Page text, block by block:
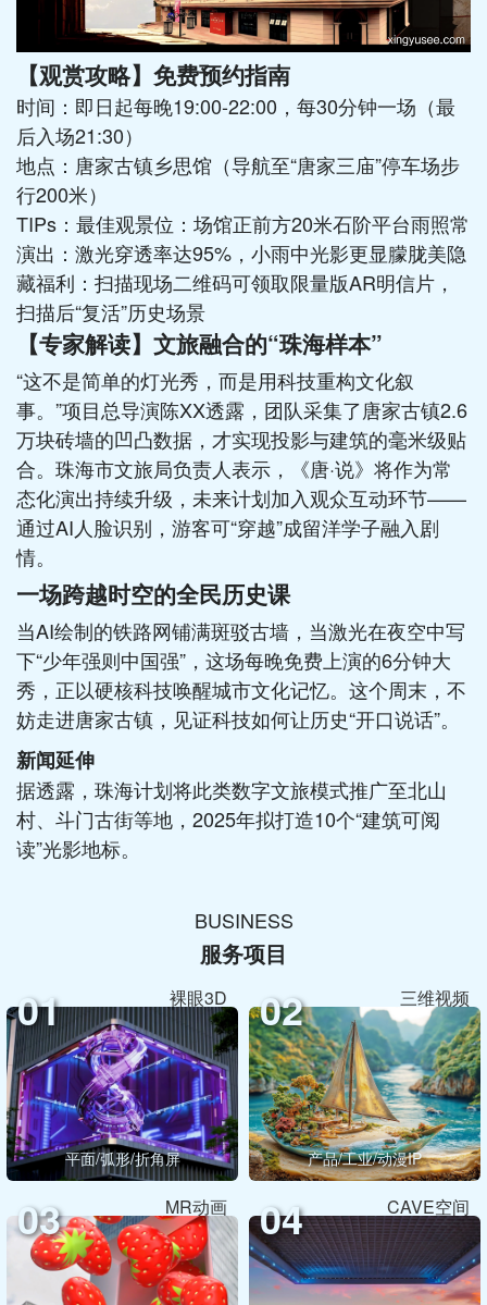
【观赏攻略】免费预约指南
时间：即日起每晚19:00-22:00，每30分钟一场（最
后入场21:30）
地点：唐家古镇乡思馆（导航至“唐家三庙”停车场步
行200米）
TIPs：最佳观景位：场馆正前方20米石阶平台雨照常
演出：激光穿透率达95%，小雨中光影更显朦胧美隐
藏福利：扫描现场二维码可领取限量版AR明信片，
扫描后“复活”历史场景
【专家解读】文旅融合的“珠海样本”
“这不是简单的灯光秀，而是用科技重构文化叙
事。”项目总导演陈XX透露，团队采集了唐家古镇2.6
万块砖墙的凹凸数据，才实现投影与建筑的毫米级贴
合。珠海市文旅局负责人表示，《唐·说》将作为常
态化演出持续升级，未来计划加入观众互动环节——
通过AI人脸识别，游客可“穿越”成留洋学子融入剧
情。
一场跨越时空的全民历史课
当AI绘制的铁路网铺满斑驳古墙，当激光在夜空中写
下“少年强则中国强”，这场每晚免费上演的6分钟大
秀，正以硬核科技唤醒城市文化记忆。这个周末，不
妨走进唐家古镇，见证科技如何让历史“开口说话”。
新闻延伸
据透露，珠海计划将此类数字文旅模式推广至北山
村、斗门古街等地，2025年拟打造10个“建筑可阅
读”光影地标。
BUSINESS
服务项目
01 裸眼3D
平面/弧形/折角屏
02 三维视频
产品/工业/动漫IP
03 MR动画 04 CAVE空间